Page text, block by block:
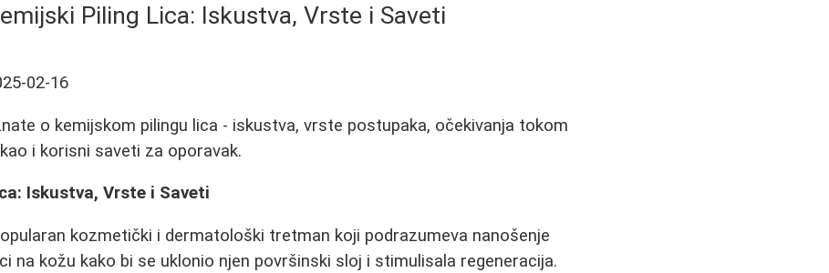
Piling Lica: Iskustva, Vrste i Saveti
02-16
o kemijskom pilingu lica - iskustva, vrste postupaka, očekivanja tokom
i korisni saveti za oporavak.
Iskustva, Vrste i Saveti
kozmetički i dermatološki tretman koji podrazumeva nanošenje
na kožu kako bi se uklonio njen površinski sloj i stimulisala regeneracija.